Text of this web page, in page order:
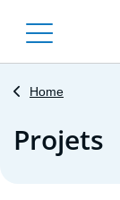
Home
Projets